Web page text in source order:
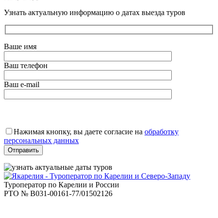
Узнать актуальную информацию о датах выезда туров
Ваше имя
Ваш телефон
Ваш e-mail
это
поле
пустым.
Нажимая кнопку, вы даете согласие на обработку
персональных данных
Туроператор по Карелии и России
РТО № В031-00161-77/01502126